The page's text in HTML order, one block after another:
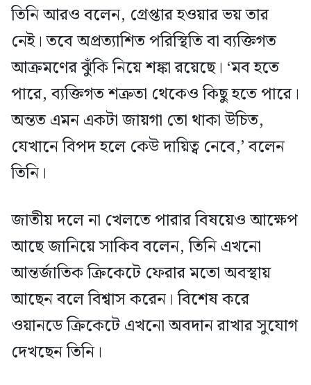
তিনি আরও বলেন, গ্রেপ্তার হওয়ার ভয় তার
নেই। তবে অপ্রত্যাশিত পরিস্থিতি বা ব্যক্তিগত
আক্রমণের ঝুঁকি নিয়ে শঙ্কা রয়েছে। ‘মব হতে
পারে, ব্যক্তিগত শত্রুতা থেকেও কিছু হতে পারে।
অন্তত এমন একটা জায়গা তো থাকা উচিত,
যেখানে বিপদ হলে কেউ দায়িত্ব নেবে,’ বলেন
তিনি।
জাতীয় দলে না খেলতে পারার বিষয়েও আক্ষেপ
আছে জানিয়ে সাকিব বলেন, তিনি এখনো
আন্তর্জাতিক ক্রিকেটে ফেরার মতো অবস্থায়
আছেন বলে বিশ্বাস করেন। বিশেষ করে
ওয়ানডে ক্রিকেটে এখনো অবদান রাখার সুযোগ
দেখছেন তিনি।